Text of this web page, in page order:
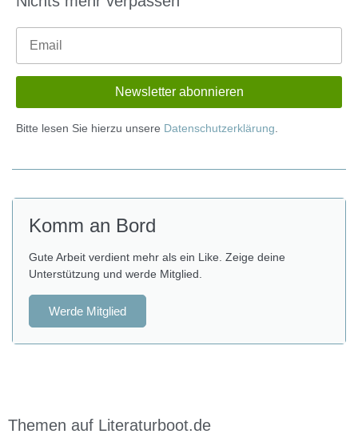
Bitte lesen Sie hierzu unsere Datenschutzerklärung
Komm an Bord
Gute Arbeit verdient mehr als ein Like. Zeige deine
Unterstützung und werde Mitglied.
Werde Mitglied
Themen auf Literaturboot.de